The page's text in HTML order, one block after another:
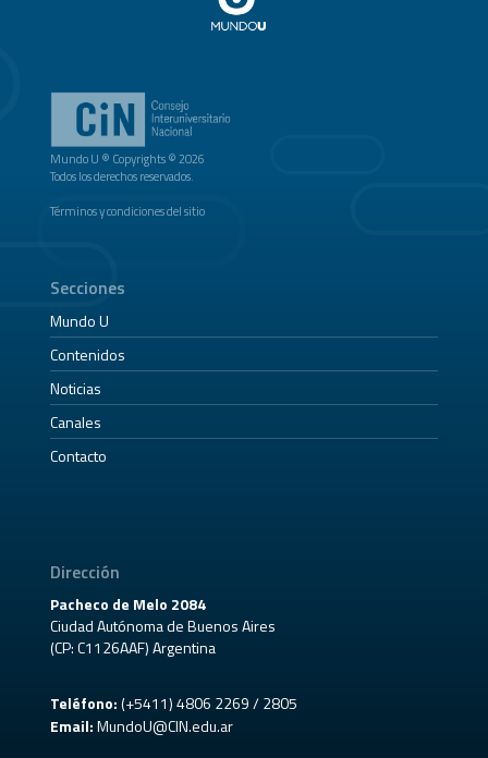
Mundo U ® Copyrights © 2026
Todos los derechos reservados.
Términos y condiciones del sitio
Secciones
Mundo U
Contenidos
Noticias
Canales
Contacto
Dirección
Pacheco de Melo 2084
Ciudad Autónoma de Buenos Aires
(CP: C1126AAF) Argentina
Teléfono:(+5411) 4806 2269 / 2805
Email: MundoU@CIN.edu.ar